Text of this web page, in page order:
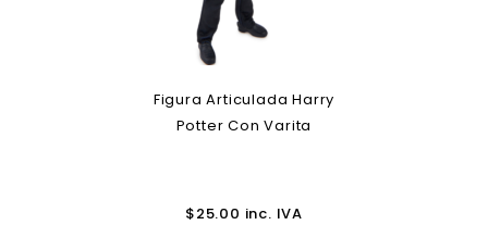
Figura Articulada Harry
Potter Con Varita
$25.00 inc. IVA